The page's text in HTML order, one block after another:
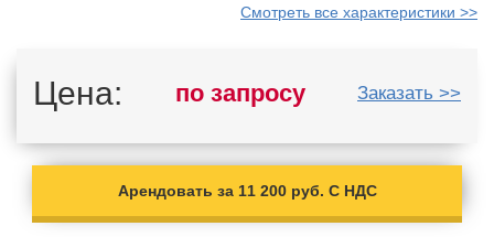
Смотреть все характеристики >>
Цена: по запросу Заказать >>
Арендовать за 11 200 руб. С НДС